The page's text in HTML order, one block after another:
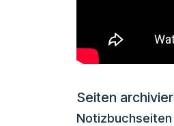
Seiten